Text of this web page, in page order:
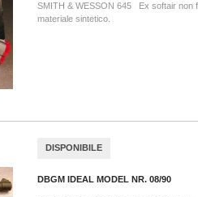
SMITH & WESSON 645 Ex softair non
materiale sintetico.
DISPONIBILE
DBGM IDEAL MODEL NR. 08/90